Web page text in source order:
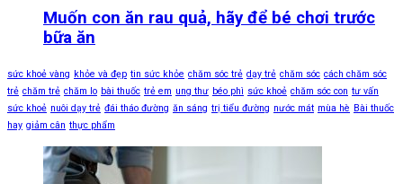
Muốn con ăn rau quả, hãy để bé chơi trước
bữa ăn
sức khoẻ vàng khỏe và đẹp tin sức khỏe chăm sóc trẻ dạy trẻ chăm sóc cách chăm sóc
trẻ chăm trẻ chăm lo bài thuốc trẻ em ung thư béo phì sức khoẻ chăm sóc con tư vấn
sức khoẻ nuôi dạy trẻ đái tháo đường ăn sáng trị tiểu đường nước mát mùa hè Bài thuốc
hay giảm cân thực phẩm